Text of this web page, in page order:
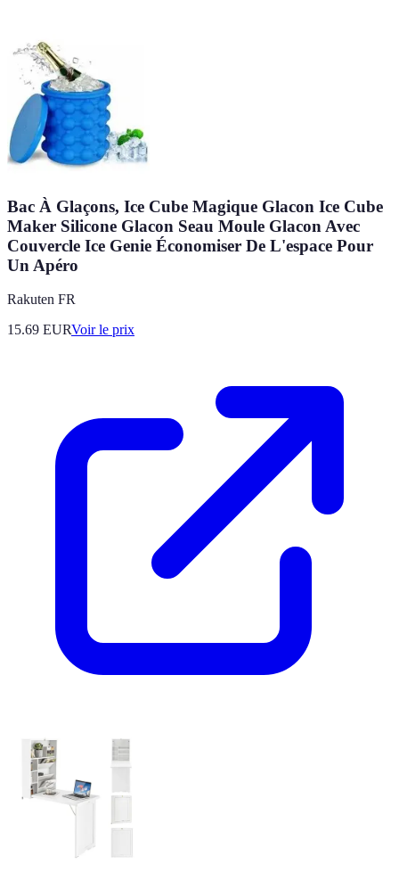
Bac À Glaçons, Ice Cube Magique Glacon Ice Cube
Maker Silicone Glacon Seau Moule Glacon Avec
Couvercle Ice Genie Économiser De L'espace Pour
Un Apéro
Rakuten FR
15.69 EURVoir le prix